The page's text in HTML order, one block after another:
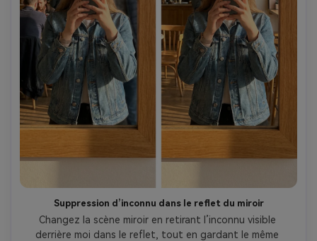
Suppression d’inconnu dans le reflet du miroir
Changez la scène miroir en retirant l’inconnu visible
derrière moi dans le reflet, tout en gardant le même